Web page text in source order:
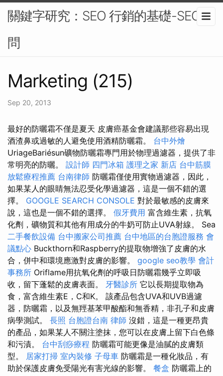
關鍵字研究：SEO 行銷的基礎-SEO顧
問
Marketing (215)
Sep 20, 2013
最好的防曬霜不僅是夏天 皮膚癌基金會建議那些容易出現
酒渣鼻或過敏的人避免使用酒精防曬霜。 台中外燴
UriageBariésun礦物防曬霜專門用於物理過濾器，提供了非
常明亮的防曬。 設計師 四門冰箱 護理之家 新店 台中筋膜
放鬆療程推薦 台南律師 防曬霜僅使用實物過濾器，因此，
如果某人的眼睛無法忍受化學過濾器，這是一個不錯的選
擇。 GOOGLE SEARCH CONSOLE 對於最敏感的皮膚來
說，這也是一個不錯的選擇。 假牙費用 富含維生素，抗氧
化劑，礦物質和其他有用成分的牛奶可防止UVA射線。 Sea
二手餐飲設備 台中搬家公司推薦 台中地區的台胞證服務 會
議點心 Buckthorn和Raspberry的提取物增強了皮膚的水
合，併中和環境應激對皮膚的影響。 google seo教學 會計
事務所 Oriflame用抗氧化劑的呼吸日防曬霜幾乎立即吸
收，留下蓬鬆的皮膚表面。 牙醫診所 它以長期提取物為
食，富含維生素E，C和K。 該產品包含UVA和UVB過濾
器，防曬霜，以及無羥基苯甲酸酯和無香精，非孔子和皮膚
病學測試。 長照 台胞證台南 律師 沒錯，這是一種更昂貴
的產品，如果某人不關注塗抹，您可以在皮膚上留下白色條
和污漬。 台中刮痧療程 防曬霜可能更像是油膩的皮膚類
型。 居家打掃 室內裝修 子母車 防曬霜是一種化妝品，有
助於保護皮膚免受陽光有害光線的影響。 餐盒 防曬霜上的